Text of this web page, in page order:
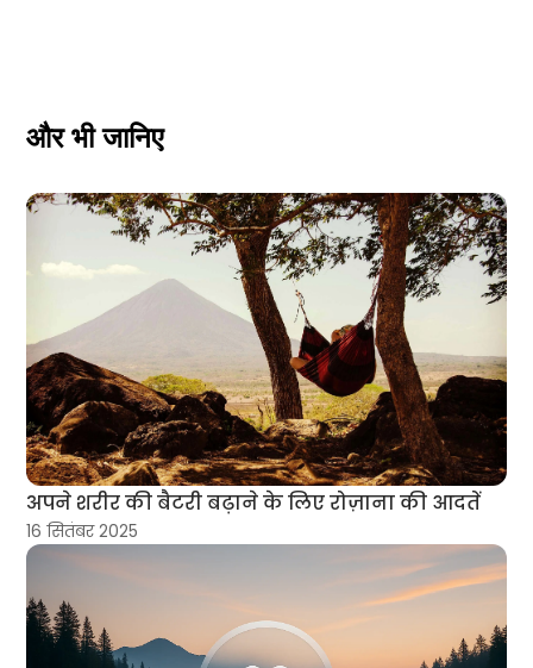
और भी जानिए
अपने शरीर की बैटरी बढ़ाने के लिए रोज़ाना की आदतें
16 सितंबर 2025